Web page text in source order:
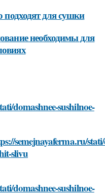
подходят для сушки
необходимы для
domashnee-sushilnoe-
semejnayaferma.ru/
slivu
domashnee-sushilnoe-